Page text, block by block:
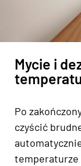
Mycie i
Po
czyścić
temperaturze